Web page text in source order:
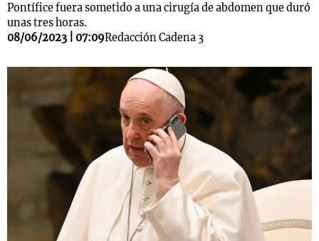
Pontífice fuera sometido a una cirugía de abdomen que duró
unas tres horas.
08/06/2023 | 07:09Redacción Cadena 3
Notas
Notas